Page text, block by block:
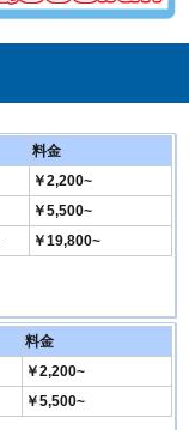
料金
￥2,200~
￥5,500~
￥19,800~
料金
￥2,200~
￥5,500~